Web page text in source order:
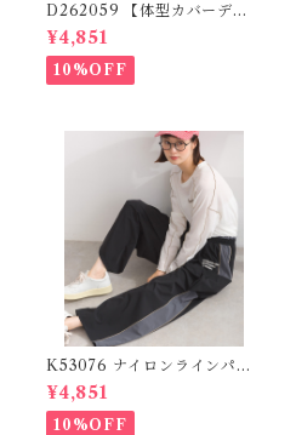
D262059 【体型カバーデニ
ムシリーズ】 パッチワークロ
ゴデニムパンツ / Patchwork
Logo Denim Pants
¥4,851
10%OFF
K53076 ナイロンラインパン
ツ / Nylon Line Pants (残り
わずか)
¥4,851
10%OFF